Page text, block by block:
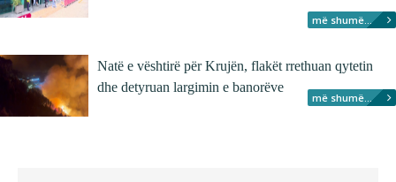
më shumë...
Natë e vështirë për Krujën, flakët rrethuan qytetin
dhe detyruan largimin e banorëve
më shumë...